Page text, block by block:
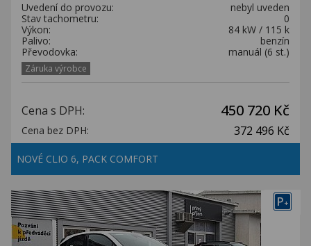
Uvedení do provozu:
nebyl uveden
Stav tachometru:
0
Výkon:
84 kW / 115 k
Palivo:
benzín
Převodovka:
manuál (6 st.)
Záruka výrobce
Cena s DPH: 450 720 Kč
Cena bez DPH: 372 496 Kč
NOVÉ CLIO 6, PACK COMFORT
P+